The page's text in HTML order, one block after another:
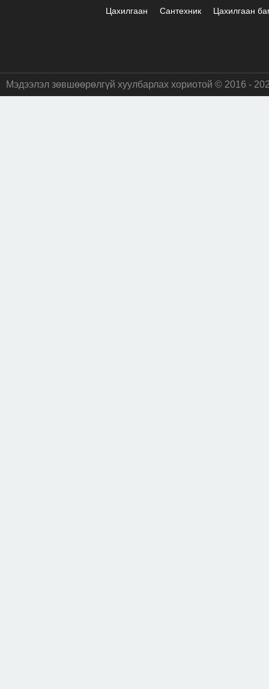
Цахилгаан Сантехник Цахилгаан
Мэдээлэл зөвшөөрөлгүй хуулбарлах хориотой © 2016 -